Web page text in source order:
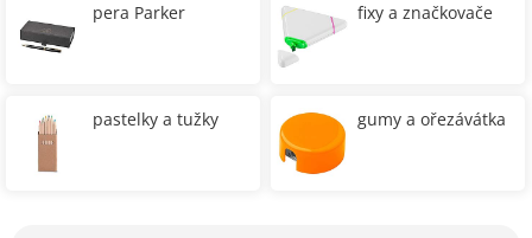
pera Parker fixy a značkovače
pastelky a tužky gumy a ořezávátka